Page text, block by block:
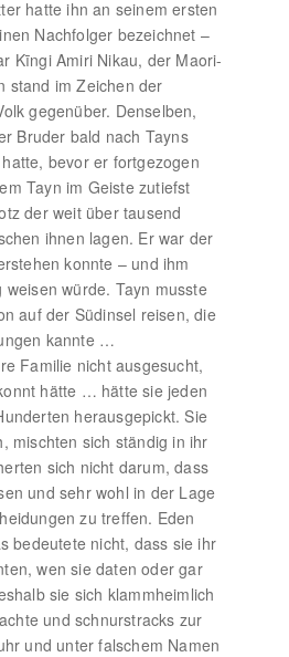
hatte ihn an seinem ersten
Nachfolger bezeichnet –
Kīngi Amiri Nikau, der Maori-
stand im Zeichen der
gegenüber. Denselben,
Bruder bald nach Tayns
bevor er fortgezogen
Tayn im Geiste zutiefst
der weit über tausend
ihnen lagen. Er war der
konnte – und ihm
weisen würde. Tayn musste
auf der Südinsel reisen, die
kannte …
Familie nicht ausgesucht,
hätte … hätte sie jeden
herausgepickt. Sie
mischten sich ständig in ihr
sich nicht darum, dass
und sehr wohl in der Lage
zu treffen. Eden
bedeutete nicht, dass sie ihr
wen sie daten oder gar
sie sich klammheimlich
und schnurstracks zur
und unter falschem Namen